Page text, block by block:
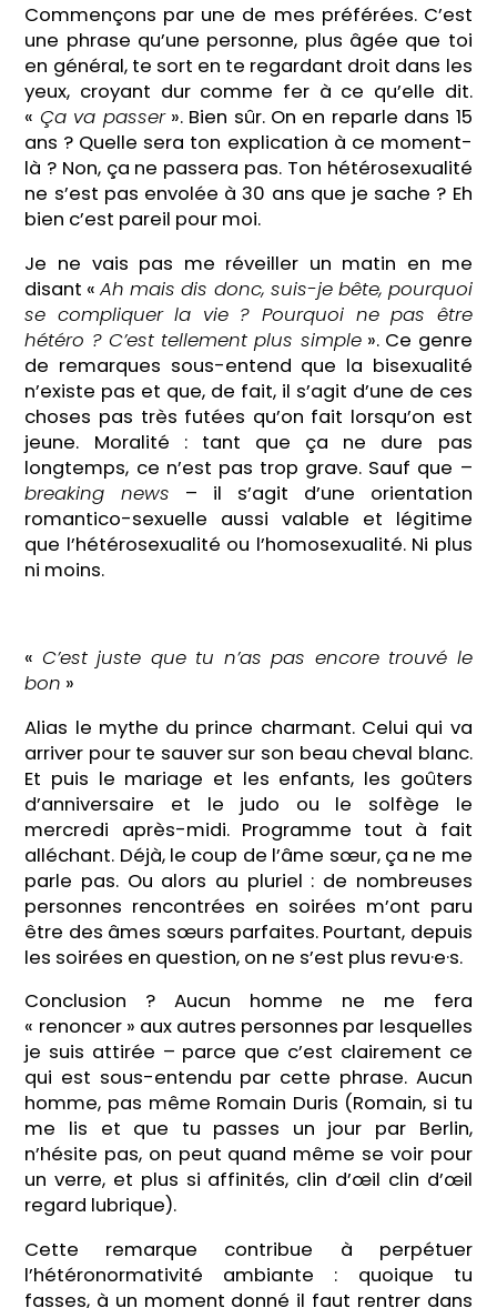
Commençons par une de mes préférées. C’est
une phrase qu’une personne, plus âgée que toi
en général, te sort en te regardant droit dans les
yeux, croyant dur comme fer à ce qu’elle dit.
« Ça va passer». Bien sûr. On en reparle dans 15
ans ? Quelle sera ton explication à ce moment-
là ? Non, ça ne passera pas. Ton hétérosexualité
ne s’est pas envolée à 30 ans que je sache ? Eh
bien c’est pareil pour moi.
Je ne vais pas me réveiller un matin en me
disant «Ah mais dis donc, suis-je bête, pourquoi
se compliquer la vie ? Pourquoi ne pas être
hétéro ? C’est tellement plus simple». Ce genre
de remarques sous-entend que la bisexualité
n’existe pas et que, de fait, il s’agit d’une de ces
choses pas très futées qu’on fait lorsqu’on est
jeune. Moralité : tant que ça ne dure pas
longtemps, ce n’est pas trop grave. Sauf que –
breaking news – il s’agit d’une orientation
romantico-sexuelle aussi valable et légitime
que l’hétérosexualité ou l’homosexualité. Ni plus
ni moins.
« C’est juste que tu n’as pas encore trouvé le
bon »
Alias le mythe du prince charmant. Celui qui va
arriver pour te sauver sur son beau cheval blanc.
Et puis le mariage et les enfants, les goûters
d’anniversaire et le judo ou le solfège le
mercredi après-midi. Programme tout à fait
alléchant. Déjà, le coup de l’âme sœur, ça ne me
parle pas. Ou alors au pluriel : de nombreuses
personnes rencontrées en soirées m’ont paru
être des âmes sœurs parfaites. Pourtant, depuis
les soirées en question, on ne s’est plus revu·e·s.
Conclusion ? Aucun homme ne me fera
« renoncer » aux autres personnes par lesquelles
je suis attirée – parce que c’est clairement ce
qui est sous-entendu par cette phrase. Aucun
homme, pas même Romain Duris (Romain, si tu
me lis et que tu passes un jour par Berlin,
n’hésite pas, on peut quand même se voir pour
un verre, et plus si affinités, clin d’œil clin d’œil
regard lubrique).
Cette remarque contribue à perpétuer
l’hétéronormativité ambiante : quoique tu
fasses, à un moment donné il faut rentrer dans